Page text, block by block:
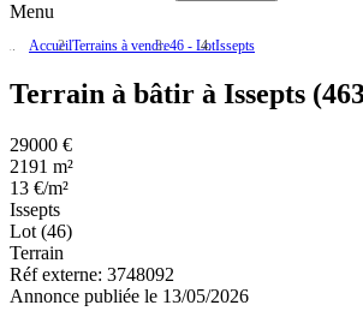
Menu
AccueilTerrains à vendre46 - LotIssepts
Terrain à bâtir à Issepts
29000 €
2191 m²
13 €/m²
Issepts
Lot (46)
Terrain
Réf externe: 3748092
Annonce publiée le 13/05/2026